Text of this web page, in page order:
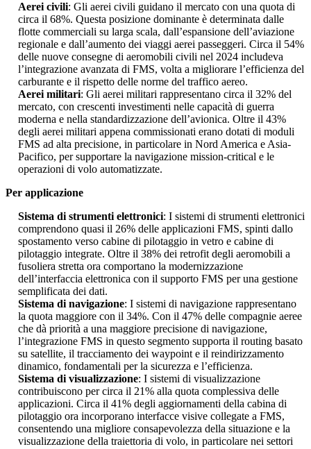
Aerei civili: Gli aerei civili guidano il mercato con una quota di
circa il 68%. Questa posizione dominante è determinata dalle
flotte commerciali su larga scala, dall’espansione dell’aviazione
regionale e dall’aumento dei viaggi aerei passeggeri. Circa il 54%
delle nuove consegne di aeromobili civili nel 2024 includeva
l’integrazione avanzata di FMS, volta a migliorare l’efficienza del
carburante e il rispetto delle norme del traffico aereo.
Aerei militari: Gli aerei militari rappresentano circa il 32% del
mercato, con crescenti investimenti nelle capacità di guerra
moderna e nella standardizzazione dell’avionica. Oltre il 43%
degli aerei militari appena commissionati erano dotati di moduli
FMS ad alta precisione, in particolare in Nord America e Asia-
Pacifico, per supportare la navigazione mission-critical e le
operazioni di volo automatizzate.
Per applicazione
Sistema di strumenti elettronici: I sistemi di strumenti elettronici
comprendono quasi il 26% delle applicazioni FMS, spinti dallo
spostamento verso cabine di pilotaggio in vetro e cabine di
pilotaggio integrate. Oltre il 38% dei retrofit degli aeromobili a
fusoliera stretta ora comportano la modernizzazione
dell’interfaccia elettronica con il supporto FMS per una gestione
semplificata dei dati.
Sistema di navigazione: I sistemi di navigazione rappresentano
la quota maggiore con il 34%. Con il 47% delle compagnie aeree
che dà priorità a una maggiore precisione di navigazione,
l’integrazione FMS in questo segmento supporta il routing basato
su satellite, il tracciamento dei waypoint e il reindirizzamento
dinamico, fondamentali per la sicurezza e l’efficienza.
Sistema di visualizzazione: I sistemi di visualizzazione
contribuiscono per circa il 21% alla quota complessiva delle
applicazioni. Circa il 41% degli aggiornamenti della cabina di
pilotaggio ora incorporano interfacce visive collegate a FMS,
consentendo una migliore consapevolezza della situazione e la
visualizzazione della traiettoria di volo, in particolare nei settori